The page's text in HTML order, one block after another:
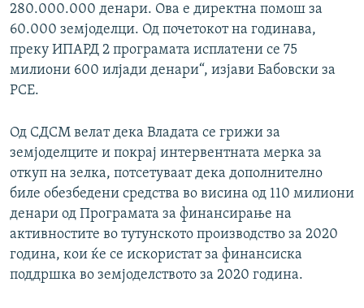
280.000.000 денари. Ова е директна помош за
60.000 земјоделци. Од почетокот на годинава,
преку ИПАРД 2 програмата исплатени се 75
милиони 600 илјади денари“, изјави Бабовски за
РСЕ.
Од СДСМ велат дека Владата се грижи за
земјоделците и покрај интервентната мерка за
откуп на зелка, потсетуваат дека дополнително
биле обезбедени средства во висина од 110 милиони
денари од Програмата за финансирање на
активностите во тутунското производство за 2020
година, кои ќе се искористат за финансиска
поддршка во земјоделството за 2020 година.